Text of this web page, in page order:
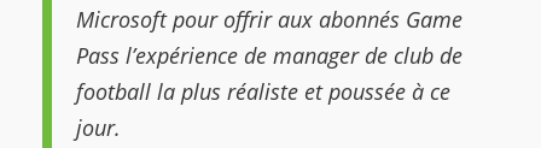
Microsoft pour offrir aux abonnés Game
Pass l’expérience de manager de club de
football la plus réaliste et poussée à ce
jour.